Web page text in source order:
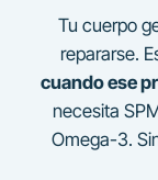
Tu cuerpo
repararse.
cuando ese
necesita
Omega-3.